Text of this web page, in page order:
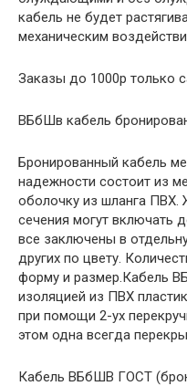
кабель не будет
механическим
Заказы до 1000р только
ВБбШв кабель
Бронированный кабель
надежности состоит из
оболочку из шланга ПВХ.
сечения могут включать
все заключены в
других по цвету.
форму и размер.Кабель
изоляцией из ПВХ
при помощи 2-ух
этом одна всегда
Кабель ВБбШВ ГОСТ